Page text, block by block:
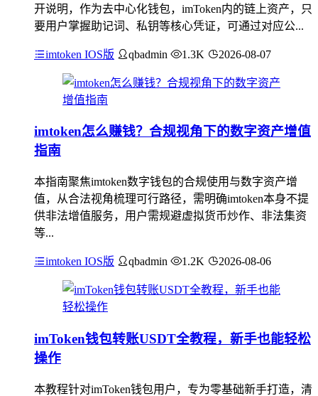
开说明，作为去中心化钱包，imToken内的链上资产，只
要用户掌握助记词、私钥等核心凭证，可通过对应公...
imtoken IOS版 qbadmin 1.3K 2026-08-07
imtoken怎么赚钱？合规视角下的数字资产增值
指南
本指南聚焦imtoken数字钱包的合规使用与数字资产增
值，从合法视角梳理可行路径，需明确imtoken本身不提
供非法增值服务，用户需规避虚拟货币炒作、非法集资
等...
imtoken IOS版 qbadmin 1.2K 2026-08-06
imToken钱包转账USDT全教程，新手也能轻松
操作
本教程针对imToken钱包用户，专为零基础新手打造，清